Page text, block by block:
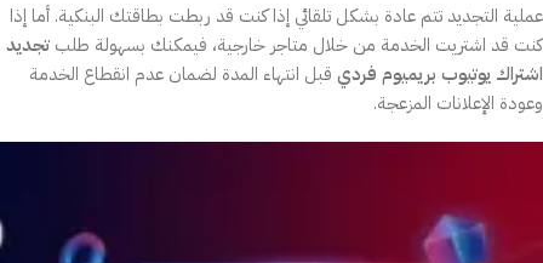
عملية التجديد تتم عادة بشكل تلقائي إذا كنت قد ربطت بطاقتك البنكية. أما إذا
كنت قد اشتريت الخدمة من خلال متاجر خارجية، فيمكنك بسهولة طلب تجديد
اشتراك يوتيوب بريميوم فردي قبل انتهاء المدة لضمان عدم انقطاع الخدمة
وعودة الإعلانات المزعجة.